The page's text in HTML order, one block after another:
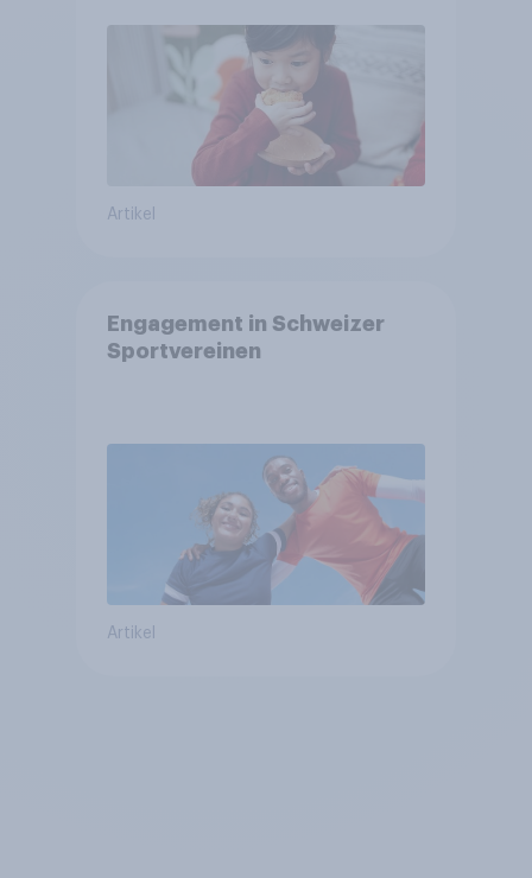
Artikel
Engagement in Schweizer
Sportvereinen
Artikel